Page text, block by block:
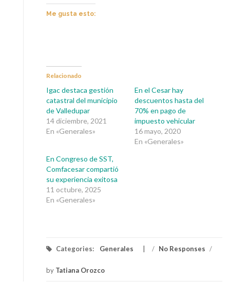
Me gusta esto:
Relacionado
Igac destaca gestión
catastral del municipio
de Valledupar
14 diciembre, 2021
En «Generales»
En el Cesar hay
descuentos hasta del
70% en pago de
impuesto vehicular
16 mayo, 2020
En «Generales»
En Congreso de SST,
Comfacesar compartió
su experiencia exitosa
11 octubre, 2025
En «Generales»
Categories: Generales / No Responses /
by Tatiana Orozco